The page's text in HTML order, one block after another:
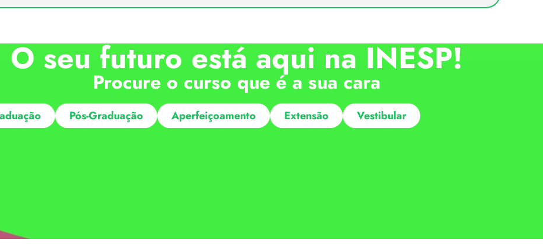
O seu futuro está aqui na INESP!
Procure o curso que é a sua cara
Pós-Graduação Aperfeiçoamento Extensão Vestibular